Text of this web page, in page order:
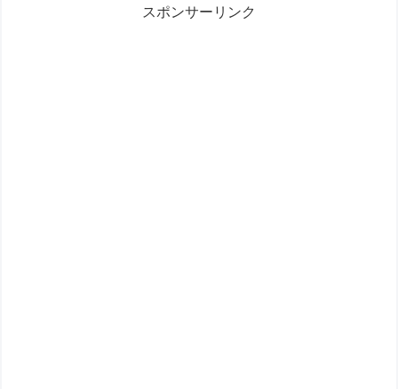
スポンサーリンク